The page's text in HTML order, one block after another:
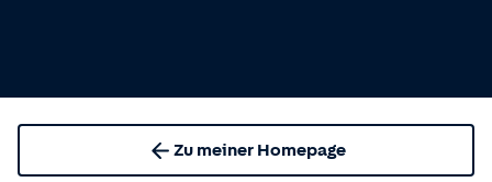
Zu meiner Homepage